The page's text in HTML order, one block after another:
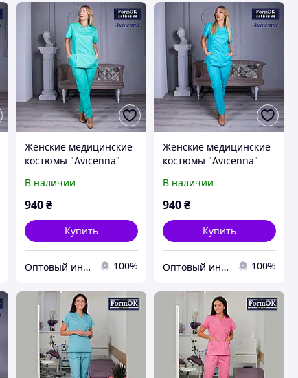
Женские медицинские
костюмы "Avicenna"
В наличии
940 ₴
Купить
Оптовый интернет-магазин производителей одежды "Butikok" 100%
Женские медицинские
костюмы "Avicenna"
В наличии
940₴
Купить
Оптовый интернет-магазин производителей одежды "Butikok" 100%